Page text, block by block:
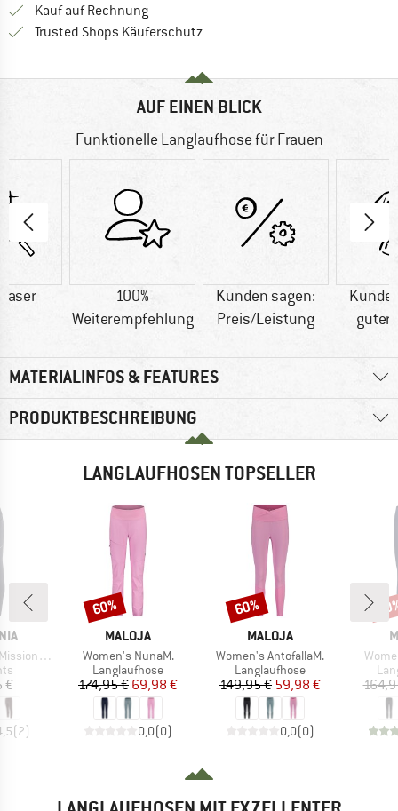
Kauf auf RechnungFinde die Zahlungs-Infos hier! Öffnet
Trusted Shops Käuferschutz
AUF EINEN BLICK
Funktionelle Langlaufhose für Frauen
100%
Weiterempfehlung
Kunden sagen:
Preis/Leistung
guter
MATERIALINFOS & FEATURES
PRODUKTBESCHREIBUNG
LANGLAUFHOSEN TOPSELLER
27''
€
(2)
MARKE
MALOJA
Artikel
Women's NunaM.
Produktgruppe
Langlaufhose
Preis
174,95 €reduzierter Preis
69,98 €
0,0(0)
Rabatt
60%
MARKE
MALOJA
Artikel
Women's AntofallaM.
Produktgruppe
Langlaufhose
Preis
149,95 €reduzierter Preis
59,98 €
0,0(0)
Rabatt
60%
Artikel